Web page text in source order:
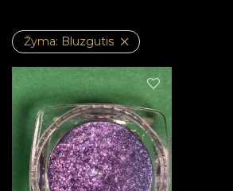
Žyma: Bluzgutis